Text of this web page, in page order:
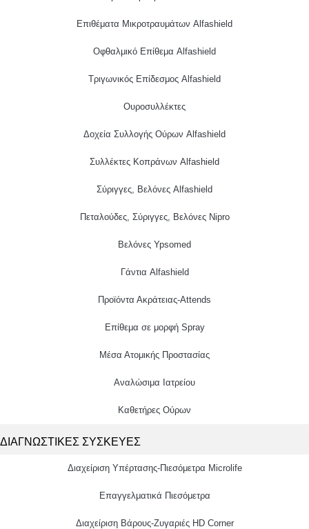
Επιθέματα Μικροτραυμάτων Alfashield
Οφθαλμικό Eπίθεμα Alfashield
Τριγωνικός Επίδεσμος Alfashield
Ουροσυλλέκτες
Δοχεία Συλλογής Ούρων Alfashield
Συλλέκτες Κοπράνων Alfashield
Σύριγγες, Βελόνες Alfashield
Πεταλούδες, Σύριγγες, Βελόνες Nipro
Βελόνες Ypsomed
Γάντια Alfashield
Προϊόντα Ακράτειας-Attends
Επίθεμα σε μορφή Spray
Μέσα Ατομικής Προστασίας
Αναλώσιμα Ιατρείου
Καθετήρες Ούρων
ΔΙΑΓΝΩΣΤΙΚΕΣ ΣΥΣΚΕΥΕΣ
Διαχείριση Υπέρτασης-Πιεσόμετρα Microlife
Επαγγελματικά Πιεσόμετρα
Διαχείριση Βάρους-Ζυγαριές HD Corner